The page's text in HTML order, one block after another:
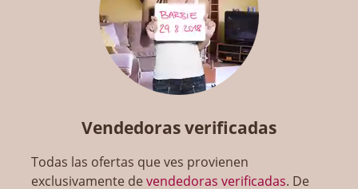
Vendedoras verificadas
Todas las ofertas que ves provienen
exclusivamente devendedoras verificadas. De